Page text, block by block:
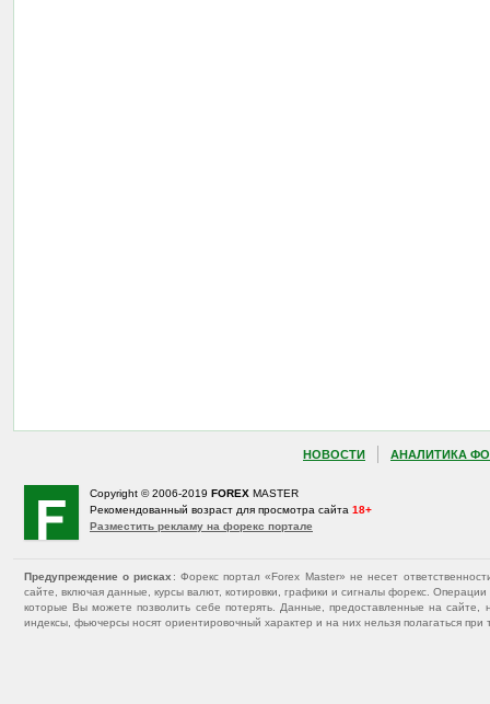
НОВОСТИ АНАЛИТИКА
Copyright © 2006-2019 FOREX MASTER
Рекомендованный возраст для просмотра сайта 18+
Разместить рекламу на форекс портале
Предупреждение о рисках : Форекс портал «Forex Master» не несет
сайте, включая данные, курсы валют, котировки, графики и сигналы форекс.
которые Вы можете позволить себе потерять. Данные, предоставленные на
индексы, фьючерсы носят ориентировочный характер и на них нельзя полагаться при